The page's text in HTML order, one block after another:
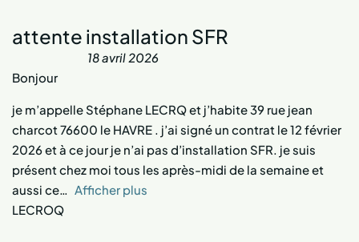
attente installation SFR
18 avril 2026
Bonjour
je m’appelle Stéphane LECRQ et j’habite 39 rue jean
charcot 76600 le HAVRE . j’ai signé un contrat le 12 février
2026 et à ce jour je n’ai pas d’installation SFR. je suis
présent chez moi tous les après-midi de la semaine et
aussi ce
Afficher plus
LECROQ